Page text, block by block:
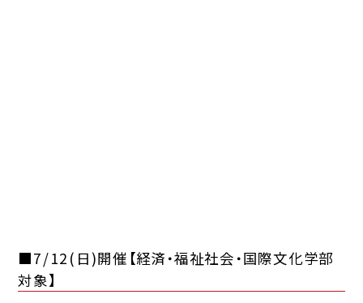
■7/12(日)開催【経済・福祉社会・国際文化学部
対象】